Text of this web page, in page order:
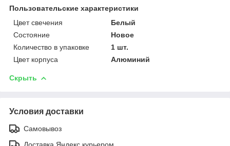
Пользовательские характеристики
Цвет свечения
Белый
Состояние
Новое
Количество в упаковке
1 шт.
Цвет корпуса
Алюминий
Скрыть
Условия доставки
Самовывоз
Доставка Яндекс курьером